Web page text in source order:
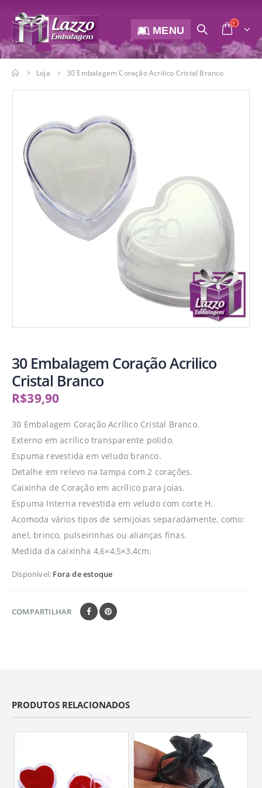
MENU
Loja 30 Embalagem Coração Acrilico Cristal Branco
30 Embalagem Coração Acrilico
Cristal Branco
R$39,90
30 Embalagem Coração Acrílico Cristal Branco.
Externo em acrílico transparente polido.
Espuma revestida em veludo branco.
Detalhe em relevo na tampa com 2 corações.
Caixinha de Coração em acrílico para joias.
Espuma Interna revestida em veludo com corte H.
Acomoda vários tipos de semijoias separadamente, como:
anel, brinco, pulseirinhas ou alianças finas.
Medida da caixinha 4,6×4,5×3,4cm.
Disponível: Fora de estoque
COMPARTILHAR
PRODUTOS RELACIONADOS